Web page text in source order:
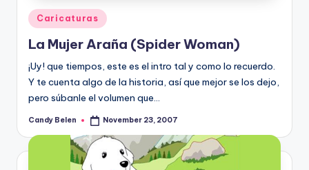
Posted
in
Caricaturas
La Mujer Araña (Spider Woman)
¡Uy! que tiempos, este es el intro tal y como lo recuerdo.
Y te cuenta algo de la historia, así­ que mejor se los dejo,
pero súbanle el volumen que…
Posted
Candy Belen November 23, 2007